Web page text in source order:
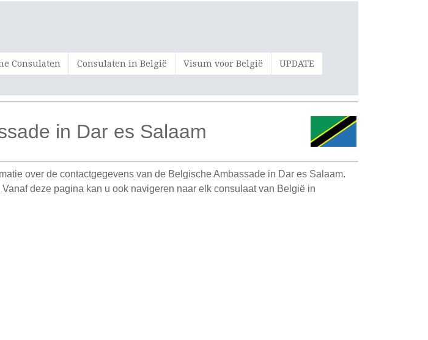
Consulaten Consulaten in België Visum voor België UPDATE
in Dar es Salaam
over de contactgegevens van de Belgische Ambassade in Dar es Salaam.
deze pagina kan u ook navigeren naar elk consulaat van België in